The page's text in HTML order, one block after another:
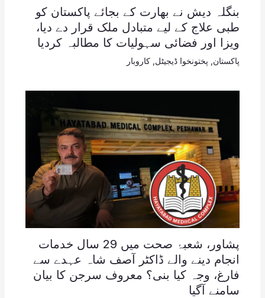
بنگلہ دیش نے بھارت کے بجائے پاکستان کو
طبی علاج کے لیے متبادل ملک قرار دے دیا،
ویزا اور فضائی سہولیات کا مطالبہ کردیا
پاکستان پختونخوا ڈیجیٹل کاروبار
پشاور، شعبۂ صحت میں 29 سال خدمات
انجام دینے والے ڈاکٹر آصف شاہ عہدے سے
فارغ، وجہ کیا بنی؟ معروف سرجن کا بیان
سامنے آگیا